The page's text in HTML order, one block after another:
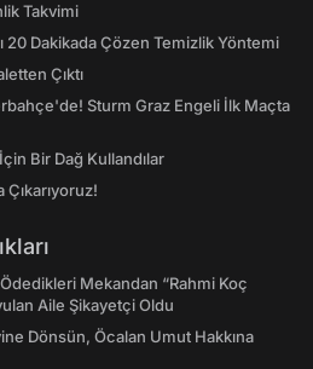
Takvimi
20 Dakikada Çözen Temizlik Yöntemi
Çıktı
Sturm Graz Engeli İlk Maçta
İçin Bir Dağ Kullandılar
Çıkarıyoruz!
Mekandan “Rahmi Koç
Aile Şikayetçi Oldu
Dönsün, Öcalan Umut Hakkına